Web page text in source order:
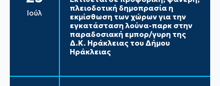
Ιούλ
πλειοδοτική δημοπρασία η
εκμίσθωση των χώρων για την
εγκατάσταση λούνα-παρκ στην
παραδοσιακή εμπορ/γυρη της
Δ.Κ. Ηράκλειας του Δήμου
Ηράκλειας